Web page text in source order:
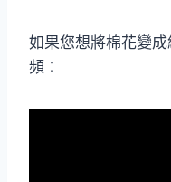
如果您想將棉花變
頻：